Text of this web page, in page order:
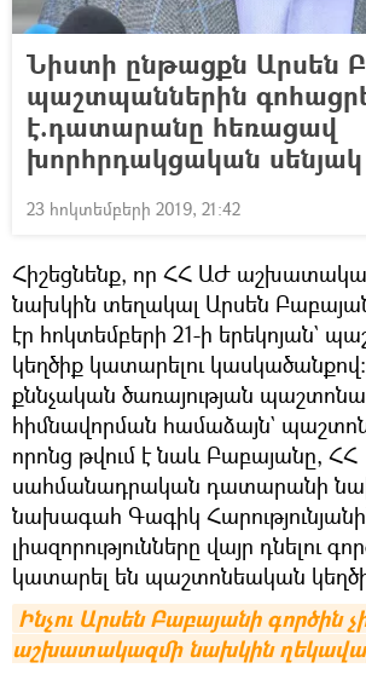
Նիստի ընթացքն Արսեն
պաշտպաններին
է.դատարանը հեռացավ
խորհրդակցական սենյակ
23 հոկտեմբերի 2019, 21:42
Հիշեցնենք, որ ՀՀ ԱԺ
նախկին տեղակալ Արսեն
էր հոկտեմբերի 21-ի երեկոյան`
կեղծիք կատարելու
քննչական ծառայության
հիմնավորման համաձայն`
որոնց թվում է նաև Բաբայանը, ՀՀ
սահմանադրական դատարանի
նախագահ Գագիկ
լիազորությունները վայր դնելու
կատարել են պաշտոնեական
Ինչու Արսեն Բաբայանի գործին
աշխատակազմի նախկին